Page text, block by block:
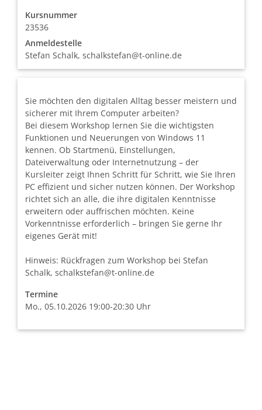
Kursnummer
23536
Anmeldestelle
Stefan Schalk, schalkstefan@t-online.de
Sie möchten den digitalen Alltag besser meistern und
sicherer mit Ihrem Computer arbeiten?
Bei diesem Workshop lernen Sie die wichtigsten
Funktionen und Neuerungen von Windows 11
kennen. Ob Startmenü, Einstellungen,
Dateiverwaltung oder Internetnutzung – der
Kursleiter zeigt Ihnen Schritt für Schritt, wie Sie Ihren
PC effizient und sicher nutzen können. Der Workshop
richtet sich an alle, die ihre digitalen Kenntnisse
erweitern oder auffrischen möchten. Keine
Vorkenntnisse erforderlich – bringen Sie gerne Ihr
eigenes Gerät mit!
Hinweis: Rückfragen zum Workshop bei Stefan
Schalk, schalkstefan@t-online.de
Termine
Mo., 05.10.2026 19:00-20:30 Uhr